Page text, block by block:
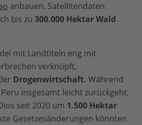
anbauen. Satellitendaten
bis zu 300.000 Hektar Wald
mit Landtiteln eng mit
verknüpft,
Drogenwirtschaft. Während
insgesamt leicht zurückgeht,
seit 2020 um 1.500 Hektar
Gesetzesänderungen könnten